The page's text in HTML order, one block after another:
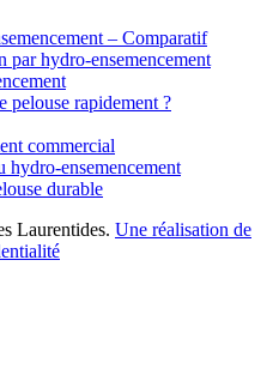
– Comparatif
par hydro-ensemencement
pelouse rapidement ?
commercial
hydro-ensemencement
durable
Laurentides. Une réalisation de